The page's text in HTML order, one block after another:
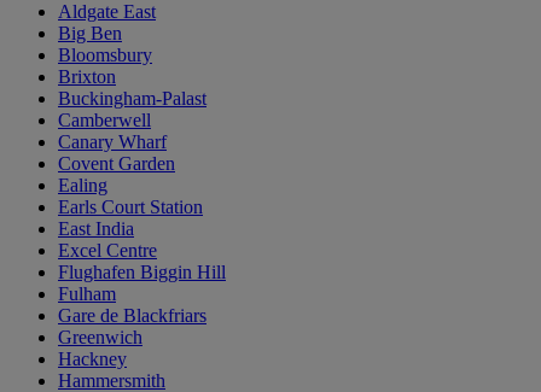
Aldgate East
Big Ben
Bloomsbury
Brixton
Buckingham-Palast
Camberwell
Canary Wharf
Covent Garden
Ealing
Earls Court Station
East India
Excel Centre
Flughafen Biggin Hill
Fulham
Gare de Blackfriars
Greenwich
Hackney
Hammersmith